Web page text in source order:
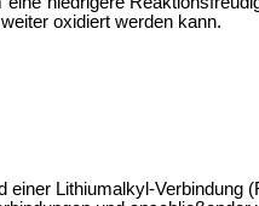
oxidiert werden kann.
einer Lithiumalkyl-Verbindung